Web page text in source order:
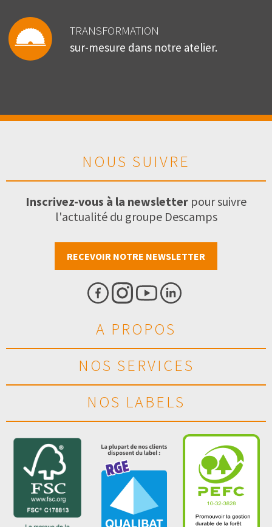
TRANSFORMATION
sur-mesure dans notre atelier.
NOUS SUIVRE
Inscrivez-vous à la newsletter pour suivre
l'actualité du groupe Descamps
RECEVOIR NOTRE NEWSLETTER
A PROPOS
NOS SERVICES
NOS LABELS